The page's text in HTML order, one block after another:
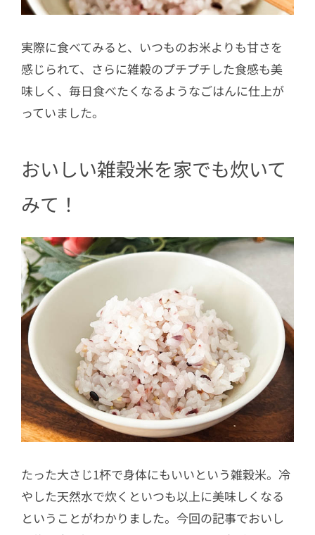
実際に食べてみると、いつものお米よりも甘さを
感じられて、さらに雑穀のプチプチした食感も美
味しく、毎日食べたくなるようなごはんに仕上が
っていました。
おいしい雑穀米を家でも炊いて
みて！
たった大さじ1杯で身体にもいいという雑穀米。冷
やした天然水で炊くといつも以上に美味しくなる
ということがわかりました。今回の記事でおいし